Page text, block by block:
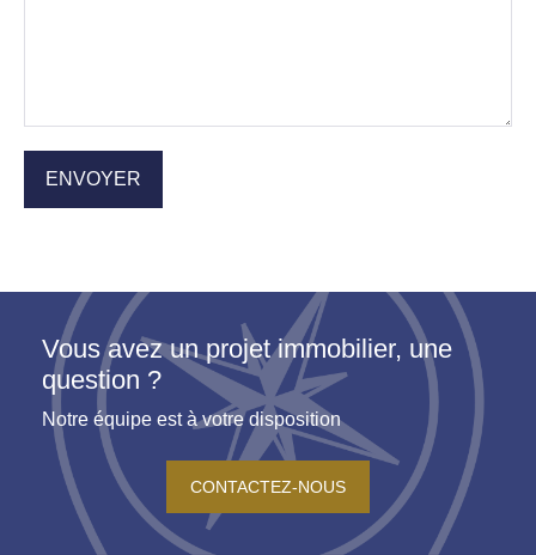
Vous avez un projet immobilier, une
question ?
Notre équipe est à votre disposition
CONTACTEZ-NOUS